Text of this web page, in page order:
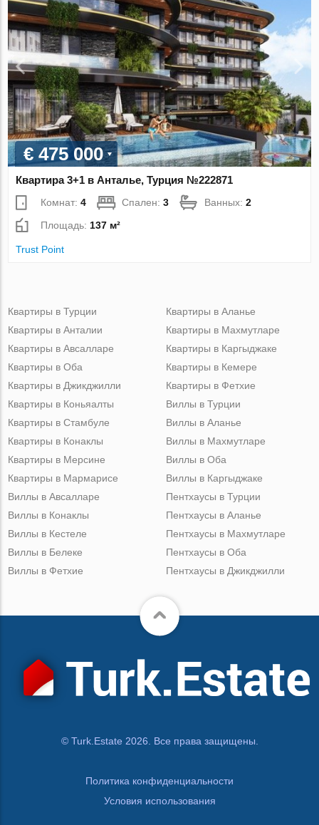
€ 475 000
Квартира 3+1 в Анталье, Турция №222871
Комнат:4 Спален:3 Ванных:2
Площадь: 137 м²
Trust Point
Квартиры в Турции
Квартиры в Анталии
Квартиры в Авсалларе
Квартиры в Оба
Квартиры в Джикджилли
Квартиры в Аланье
Квартиры в Махмутларе
Квартиры в Каргыджаке
Квартиры в Кемере
Квартиры в Фетхие
Квартиры в Коньяалты
Квартиры в Стамбуле
Квартиры в Конаклы
Квартиры в Мерсине
Квартиры в Мармарисе
Виллы в Турции
Виллы в Аланье
Виллы в Махмутларе
Виллы в Оба
Виллы в Каргыджаке
Виллы в Авсалларе
Виллы в Конаклы
Виллы в Кестеле
Виллы в Белеке
Виллы в Фетхие
Пентхаусы в Турции
Пентхаусы в Аланье
Пентхаусы в Махмутларе
Пентхаусы в Оба
Пентхаусы в Джикджилли
© Turk.Estate 2026. Все права защищены.
Политика конфиденциальности
Условия использования